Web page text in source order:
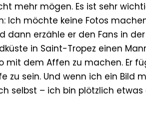
mehr mögen. Es ist sehr
Ich möchte keine Fotos
dann erzähle er den Fans in
in Saint-Tropez einen
dem Affen zu machen. Er
zu sein. Und wenn ich ein Bild
selbst – ich bin plötzlich etwas